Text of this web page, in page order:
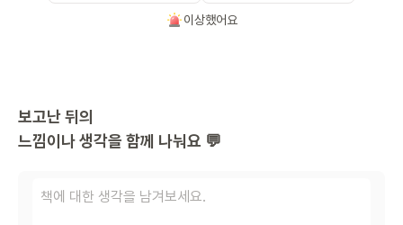
이상했어요
보고난 뒤의
느낌이나 생각을 함께 나눠요 💬